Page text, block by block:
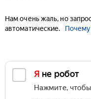
Нам очень жаль, но
автоматические.
Почему
Я не робот
Нажмите,